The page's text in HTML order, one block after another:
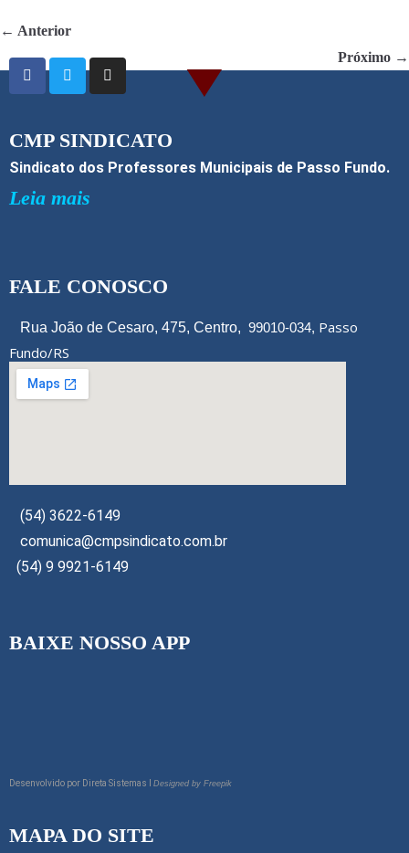
b
o
o
← Anterior
Próximo →
CMP SINDICATO
Sindicato dos Professores Municipais de Passo Fundo.
Leia mais
FALE CONOSCO
Rua João de Cesaro, 475, Centro, 99010-034, Passo
Fundo/RS
(54) 3622-6149
comunica@cmpsindicato.com.br
(54) 9 9921-6149
BAIXE NOSSO APP
Desenvolvido por Direta Sistemas I Designed by Freepik
MAPA DO SITE